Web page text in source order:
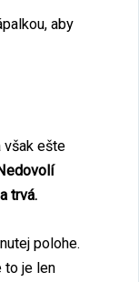
aby
ešte
trvá.
polohe.
to je len